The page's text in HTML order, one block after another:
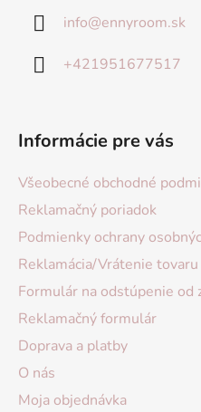
info@ennyroom.sk
+421951677517
Informácie pre vás
Všeobecné obchodné
Reklamačný poriadok
Podmienky ochrany
Reklamácia/Vrátenie tovaru
Formulár na odstúpenie od
Reklamačný formulár
Doprava a platby
O nás
Moja objednávka